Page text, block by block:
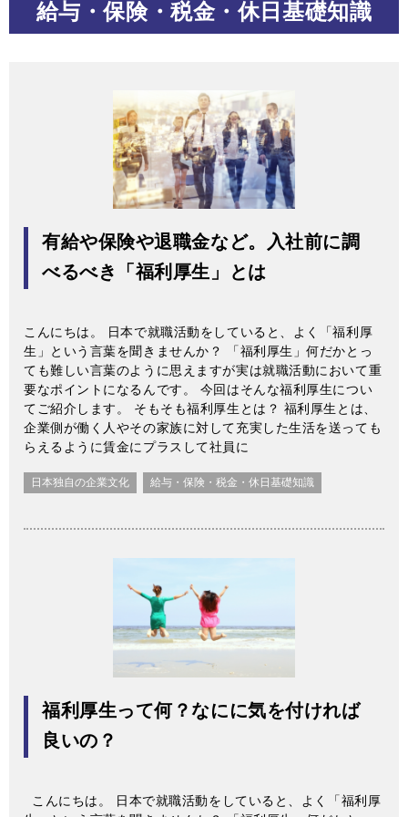
給与・保険・税金・休日基礎知識
有給や保険や退職金など。入社前に調
べるべき「福利厚生」とは
こんにちは。 日本で就職活動をしていると、よく「福利厚
生」という言葉を聞きませんか？ 「福利厚生」何だかとっ
ても難しい言葉のように思えますが実は就職活動において重
要なポイントになるんです。 今回はそんな福利厚生につい
てご紹介します。 そもそも福利厚生とは？ 福利厚生とは、
企業側が働く人やその家族に対して充実した生活を送っても
らえるように賃金にプラスして社員に
日本独自の企業文化 給与・保険・税金・休日基礎知識
福利厚生って何？なにに気を付ければ
良いの？
こんにちは。 日本で就職活動をしていると、よく「福利厚